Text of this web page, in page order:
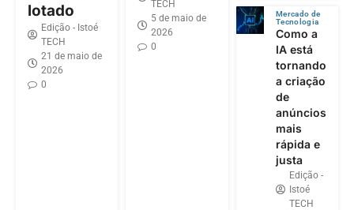
lotado
Edição - Istoé
TECH
21 de maio de
2026
0
TECH
5 de maio de
2026
0
Mercado de
Tecnologia
Como a
IA está
tornando
a criação
de
anúncios
mais
rápida e
justa
Edição -
Istoé
TECH